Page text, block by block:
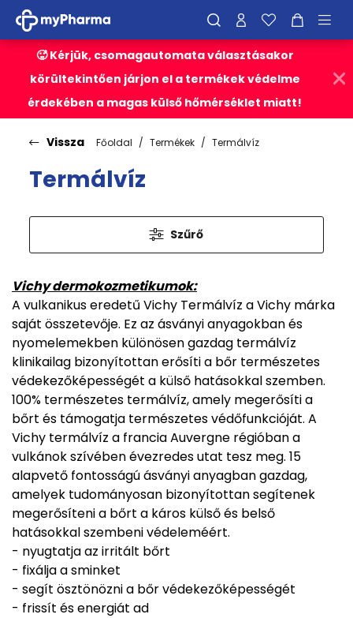
🥵 Kérjük, csomagautomata választásakor
körültekintően járjon el a termékek védelme
érdekében a magas külső hőmérséklet miatt!
Vissza Főoldal Termékek Termálvíz
Termálvíz
Szűrő
Vichy dermokozmetikumok:
A vulkanikus eredetű Vichy Termálvíz a Vichy márka
saját összetevője. Ez az ásványi anyagokban és
nyomelemekben különösen gazdag termálvíz
klinikailag bizonyítottan erősíti a bőr természetes
védekezőképességét a külső hatásokkal szemben.
100% természetes termálvíz, amely megerősíti a
bőrt és támogatja természetes védőfunkcióját. A
Vichy termálvíz a francia Auvergne régióban a
vulkánok szívében évezredes utat tesz meg. 15
alapvető fontosságú ásványi anyagban gazdag,
amelyek tudományosan bizonyítottan segítenek
megerősíteni a bőrt a káros külső és belső
hatásokkal szembeni védeleméért.
- nyugtatja az irritált bőrt
- fixálja a sminket
- segít ösztönözni a bőr védekezőképességét
- frissít és energiát ad